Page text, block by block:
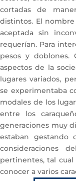
cortadas de
distintos. El nombre
aceptada sin
requerían. Para
pesos y doblones.
aspectos de la
lugares variados,
se experimentaba
modales de los
entre los
generaciones muy
estaban gestando
consideraciones
pertinentes, tal
conocer a varios